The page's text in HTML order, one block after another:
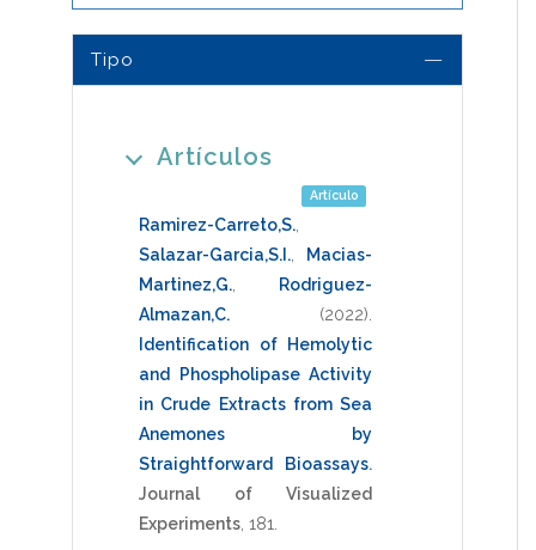
Tipo
Artículos
Artículo
Ramirez-Carreto,S.
Salazar-Garcia,S.I.
Macias-
Martinez,G.
Rodriguez-
Almazan,C.
(2022)
Identification of Hemolytic
and Phospholipase Activity
in Crude Extracts from Sea
Anemones by
Straightforward Bioassays.
Journal of Visualized
Experiments , 181.